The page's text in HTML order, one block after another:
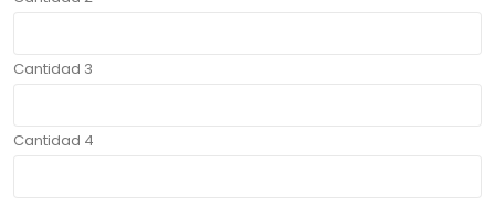
Cantidad 3
Cantidad 4